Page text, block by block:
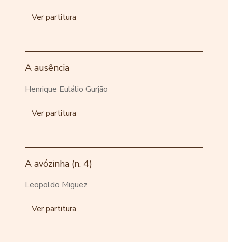
Ver partitura
A ausência
Henrique Eulálio Gurjão
Ver partitura
A avózinha (n. 4)
Leopoldo Miguez
Ver partitura